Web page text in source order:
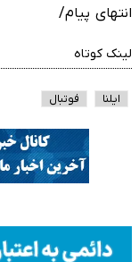
انتهای پیام/
لینک کوتاه
ایلنا فوتبال